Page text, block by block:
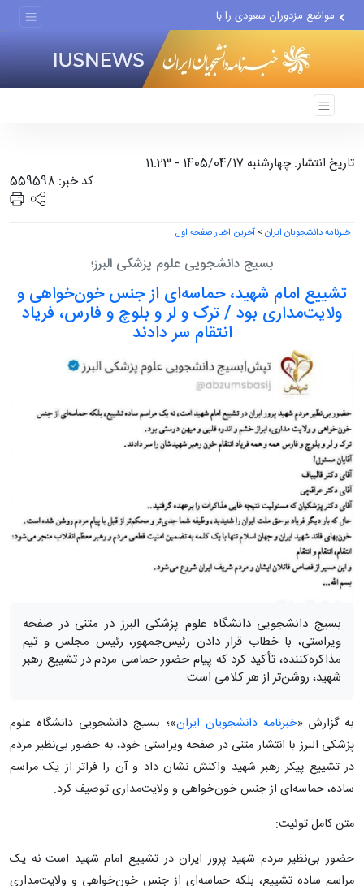
مواضع مزدوران سعودی را با...
تاریخ انتشار: چهارشنبه 1405/04/17 - 11:23
کد خبر: 559598
خبرنامه دانشجویان ایران> آخرین اخبار صفحه اول
بسیج دانشجویی علوم پزشکی البرز؛
تشییع امام شهید، حماسه‌ای از جنس خون‌خواهی و
ولایت‌مداری بود / ترک و لر و بلوچ و فارس، فریاد
انتقام سر دادند
بسیج دانشجویی دانشگاه علوم پزشکی البرز در متنی در صفحه
ویراستی، با خطاب قرار دادن رئیس‌جمهور، رئیس مجلس و تیم
مذاکره‌کننده، تأکید کرد که پیام حضور حماسی مردم در تشییع رهبر
شهید، روشن‌تر از هر کلامی است.
به گزارش «خبرنامه دانشجویان ایران»؛ بسیج دانشجویی دانشگاه علوم
پزشکی البرز با انتشار متنی در صفحه ویراستی خود، به حضور بی‌نظیر مردم
در تشییع پیکر رهبر شهید واکنش نشان داد و آن را فراتر از یک مراسم
ساده، حماسه‌ای از جنس خون‌خواهی و ولایت‌مداری توصیف کرد.
متن کامل توئیت:
حضور بی‌نظیر مردم شهید پرور ایران در تشییع امام شهید است نه یک
مراسم ساده تشییع، بلکه حماسه‌ای از جنس خون‌خواهی و ولایت‌مداری